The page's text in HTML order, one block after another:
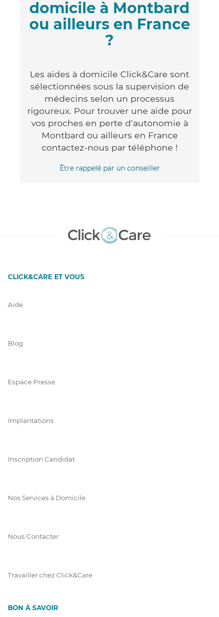
domicile à Montbard
ou ailleurs en France
?
Les aides à domicile Click&Care sont
sélectionnées sous la supervision de
médecins selon un processus
rigoureux. Pour trouver une aide pour
vos proches en perte d'autonomie à
Montbard ou ailleurs en France
contactez-nous par téléphone !
Être rappelé par un conseiller
CLICK&CARE ET VOUS
Aide
Blog
Espace Presse
Implantations
Inscription Candidat
Nos Services à Domicile
Nous Contacter
Travailler chez Click&Care
BON À SAVOIR